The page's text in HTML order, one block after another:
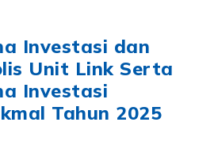
Investasi dan
Unit Link Serta
Investasi
Tahun 2025